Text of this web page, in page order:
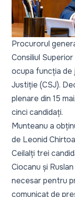
Procurorul
Consiliul
ocupa funcția de
Justiție (CSJ).
plenare din 15
cinci candidați.
Munteanu a
de Leonid
Ceilalți trei
Ciocanu și
necesar pentru
comunicat de